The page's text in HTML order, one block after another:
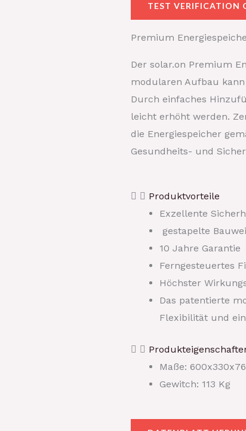
TEST VERIFICATION
Premium
Der solar.on Premium
modularen Aufbau
Durch einfaches
leicht erhöht werden.
die Energiespeicher
Gesundheits- und
Produktvorteile
Exzellente
gestapelte
10 Jahre Garantie
Ferngesteuertes
Höchster
Das patentierte
Flexibilität und
Maße:
Gewitch: 113 Kg